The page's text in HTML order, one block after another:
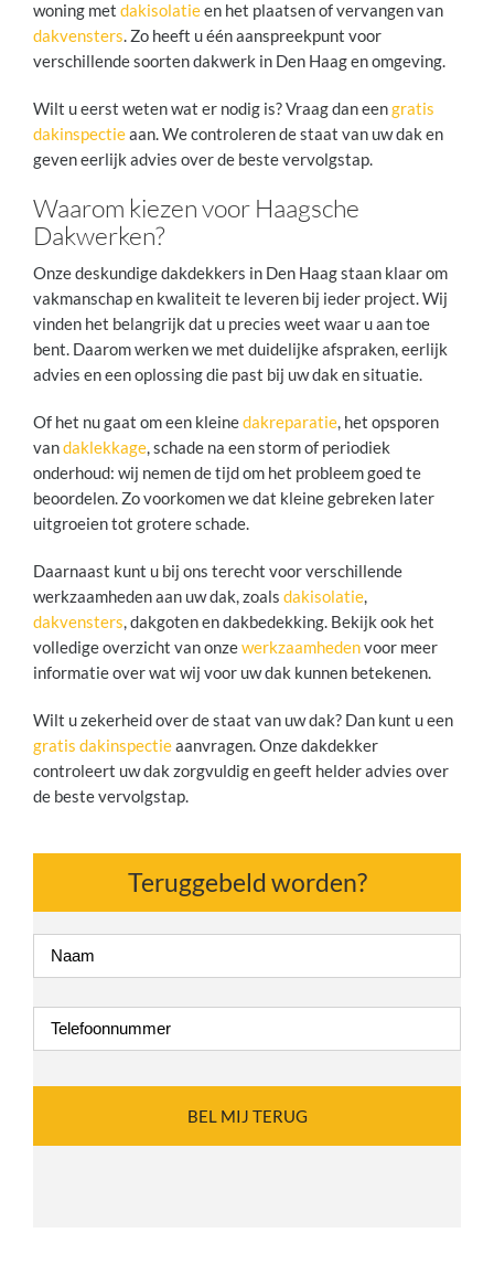
woning met dakisolatieen het plaatsen of vervangen van
dakvensters . Zo heeft u één aanspreekpunt voor
verschillende soorten dakwerk in Den Haag en omgeving.
Wilt u eerst weten wat er nodig is? Vraag dan eengratis
dakinspectieaan. We controleren de staat van uw dak en
geven eerlijk advies over de beste vervolgstap.
Waarom kiezen voor Haagsche
Dakwerken?
Onze deskundige dakdekkers in Den Haag staan klaar om
vakmanschap en kwaliteit te leveren bij ieder project. Wij
vinden het belangrijk dat u precies weet waar u aan toe
bent. Daarom werken we met duidelijke afspraken, eerlijk
advies en een oplossing die past bij uw dak en situatie.
Of het nu gaat om een kleinedakreparatie , het opsporen
vandaklekkage , schade na een storm of periodiek
onderhoud: wij nemen de tijd om het probleem goed te
beoordelen. Zo voorkomen we dat kleine gebreken later
uitgroeien tot grotere schade.
Daarnaast kunt u bij ons terecht voor verschillende
werkzaamheden aan uw dak, zoals dakisolatie
dakvensters , dakgoten en dakbedekking. Bekijk ook het
volledige overzicht van onzewerkzaamhedenvoor meer
informatie over wat wij voor uw dak kunnen betekenen.
Wilt u zekerheid over de staat van uw dak? Dan kunt u een
gratis dakinspectieaanvragen. Onze dakdekker
controleert uw dak zorgvuldig en geeft helder advies over
de beste vervolgstap.
Teruggebeld worden?
Naam
Telefoonnummer